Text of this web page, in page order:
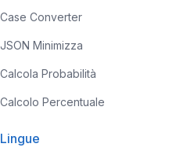
Case Converter
JSON Minimizza
Calcola Probabilità
Calcolo Percentuale
Lingue